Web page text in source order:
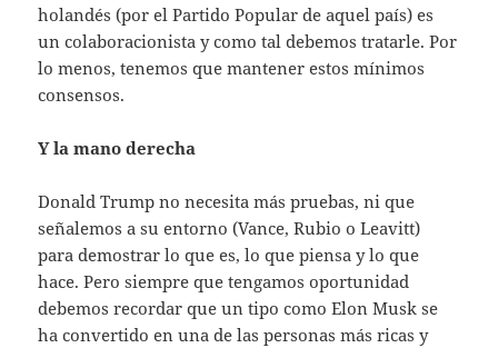
holandés (por el Partido Popular de aquel país) es
un colaboracionista y como tal debemos tratarle. Por
lo menos, tenemos que mantener estos mínimos
consensos.
Y la mano derecha
Donald Trump no necesita más pruebas, ni que
señalemos a su entorno (Vance, Rubio o Leavitt)
para demostrar lo que es, lo que piensa y lo que
hace. Pero siempre que tengamos oportunidad
debemos recordar que un tipo como Elon Musk se
ha convertido en una de las personas más ricas y